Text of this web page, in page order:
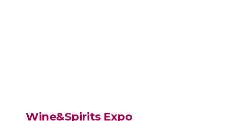
Wine&Spirits Expo